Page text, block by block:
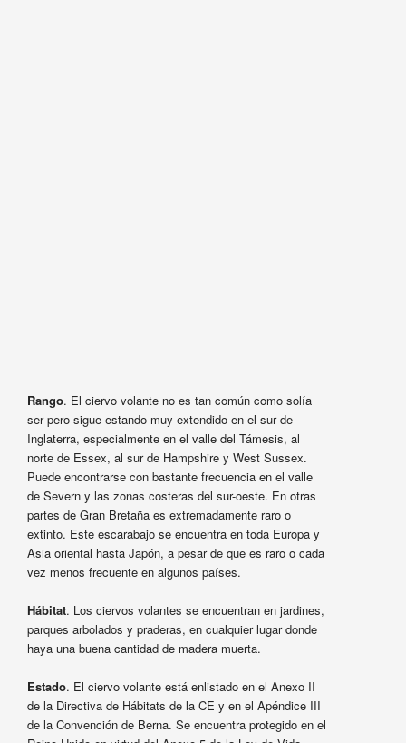
Rango. El ciervo volante no es tan común como solía
ser pero sigue estando muy extendido en el sur de
Inglaterra, especialmente en el valle del Támesis, al
norte de Essex, al sur de Hampshire y West Sussex.
Puede encontrarse con bastante frecuencia en el valle
de Severn y las zonas costeras del sur-oeste. En otras
partes de Gran Bretaña es extremadamente raro o
extinto. Este escarabajo se encuentra en toda Europa y
Asia oriental hasta Japón, a pesar de que es raro o cada
vez menos frecuente en algunos países.
Hábitat. Los ciervos volantes se encuentran en jardines,
parques arbolados y praderas, en cualquier lugar donde
haya una buena cantidad de madera muerta.
Estado. El ciervo volante está enlistado en el Anexo II
de la Directiva de Hábitats de la CE y en el Apéndice III
de la Convención de Berna. Se encuentra protegido en el